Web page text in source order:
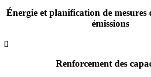
Énergie et planification de mesures
émissions

Renforcement des